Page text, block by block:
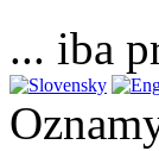
... iba